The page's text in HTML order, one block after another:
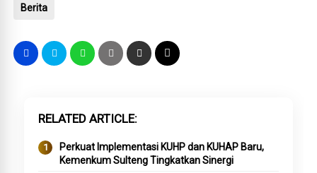
Berita
RELATED ARTICLE
Perkuat Implementasi KUHP dan KUHAP Baru,
Kemenkum Sulteng Tingkatkan Sinergi